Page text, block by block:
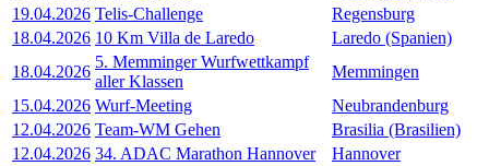
19.04.2026 Telis-Challenge
Regensburg
18.04.2026 10 Km Villa de Laredo
Laredo (Spanien)
18.04.2026
5. Memminger Wurfwettkampf
aller Klassen
Memmingen
15.04.2026 Wurf-Meeting
Neubrandenburg
12.04.2026 Team-WM Gehen
Brasilia (Brasilien)
12.04.2026 34. ADAC Marathon Hannover
Hannover